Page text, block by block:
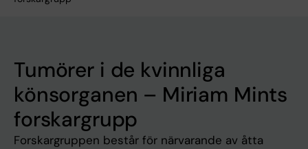
Tumörer i de kvinnliga
könsorganen – Miriam Mints
forskargrupp
Forskargruppen består för närvarande av åtta